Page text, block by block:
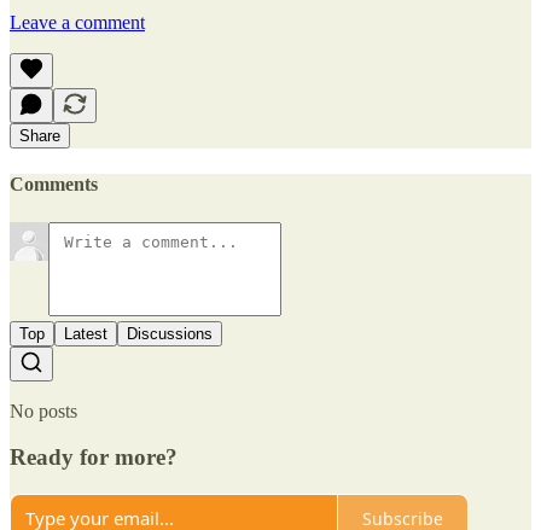
Leave a comment
Share
Comments
Top Latest Discussions
No posts
Ready for more?
Subscribe